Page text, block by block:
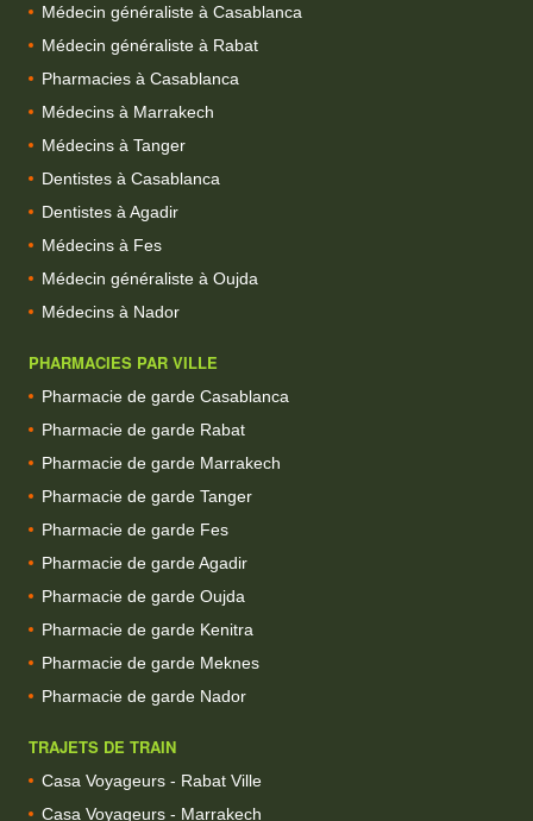
Médecin généraliste à Casablanca
Médecin généraliste à Rabat
Pharmacies à Casablanca
Médecins à Marrakech
Médecins à Tanger
Dentistes à Casablanca
Dentistes à Agadir
Médecins à Fes
Médecin généraliste à Oujda
Médecins à Nador
PHARMACIES PAR VILLE
Pharmacie de garde Casablanca
Pharmacie de garde Rabat
Pharmacie de garde Marrakech
Pharmacie de garde Tanger
Pharmacie de garde Fes
Pharmacie de garde Agadir
Pharmacie de garde Oujda
Pharmacie de garde Kenitra
Pharmacie de garde Meknes
Pharmacie de garde Nador
TRAJETS DE TRAIN
Casa Voyageurs - Rabat Ville
Casa Voyageurs - Marrakech